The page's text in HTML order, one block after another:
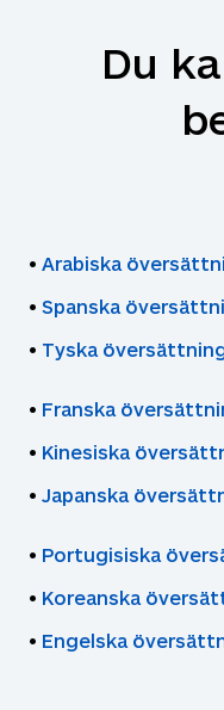
HTML-filer
Du
• Arabiska
• Spanska
• Tyska
• Franska
• Kinesiska
• Japanska
• Portugisiska
• Koreanska
• Engelska